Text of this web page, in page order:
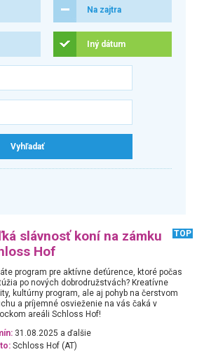
Na zajtra
Iný dátum
slávnosť koní na zámku
Hof
TOP
program pre aktívne deťúrence, ktoré počas
po nových dobrodružstvách? Kreatívne
kultúrny program, ale aj pohyb na čerstvom
a príjemné osvieženie na vás čaká v
areáli Schloss Hof!
31.08.2025 a ďalšie
Schloss Hof (AT)